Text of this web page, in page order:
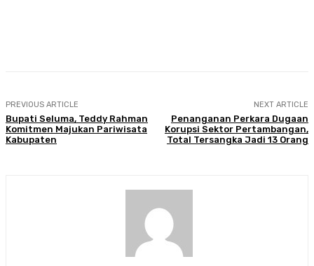
PREVIOUS ARTICLE
Bupati Seluma, Teddy Rahman
Komitmen Majukan Pariwisata
Kabupaten
NEXT ARTICLE
Penanganan Perkara Dugaan
Korupsi Sektor Pertambangan,
Total Tersangka Jadi 13 Orang